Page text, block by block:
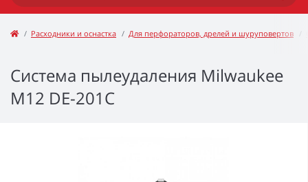
Расходники и оснастка Для перфораторов, дрелей и шуруповертов
Система пылеудаления Milwaukee
M12 DE-201C